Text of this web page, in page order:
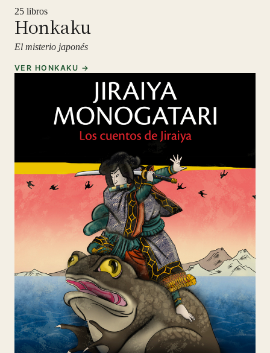
25 libros
Honkaku
El misterio japonés
VER HONKAKU →